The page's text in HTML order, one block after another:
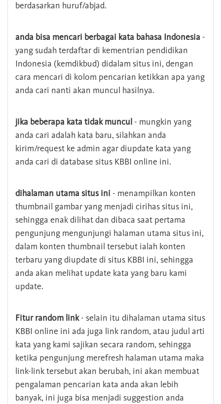
berdasarkan huruf/abjad.
anda bisa mencari berbagai kata bahasa Indonesia -
yang sudah terdaftar di kementrian pendidikan
Indonesia (kemdikbud) didalam situs ini, dengan
cara mencari di kolom pencarian ketikkan apa yang
anda cari nanti akan muncul hasilnya.
jika beberapa kata tidak muncul - mungkin yang
anda cari adalah kata baru, silahkan anda
kirim/request ke admin agar diupdate kata yang
anda cari di database situs KBBI online ini.
dihalaman utama situs ini - menampilkan konten
thumbnail gambar yang menjadi cirihas situs ini,
sehingga enak dilihat dan dibaca saat pertama
pengunjung mengunjungi halaman utama situs ini,
dalam konten thumbnail tersebut ialah konten
terbaru yang diupdate di situs KBBI ini, sehingga
anda akan melihat update kata yang baru kami
update.
Fitur random link- selain itu dihalaman utama situs
KBBI online ini ada juga link random, atau judul arti
kata yang kami sajikan secara random, sehingga
ketika pengunjung merefresh halaman utama maka
link-link tersebut akan berubah, ini akan membuat
pengalaman pencarian kata anda akan lebih
banyak, ini juga bisa menjadi suggestion anda